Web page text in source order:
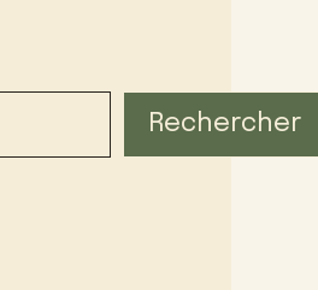
Rechercher